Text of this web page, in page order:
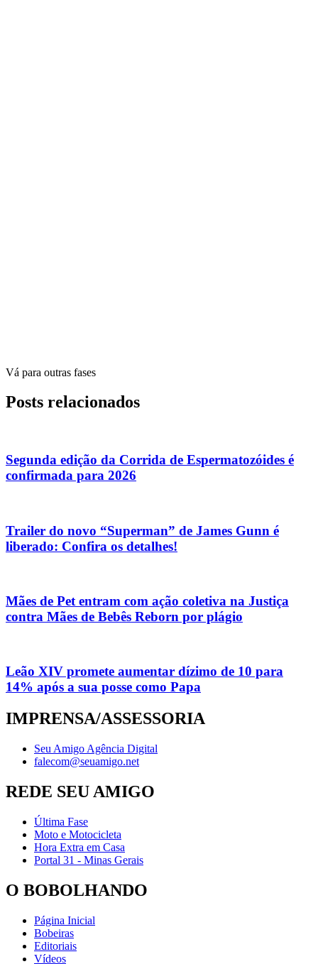
Vá para outras fases
Posts relacionados
Segunda edição da Corrida de Espermatozóides é
confirmada para 2026
Trailer do novo “Superman” de James Gunn é
liberado: Confira os detalhes!
Mães de Pet entram com ação coletiva na Justiça
contra Mães de Bebês Reborn por plágio
Leão XIV promete aumentar dízimo de 10 para
14% após a sua posse como Papa
IMPRENSA/ASSESSORIA
Seu Amigo Agência Digital
falecom@seuamigo.net
REDE SEU AMIGO
Última Fase
Moto e Motocicleta
Hora Extra em Casa
Portal 31 - Minas Gerais
O BOBOLHANDO
Página Inicial
Bobeiras
Editoriais
Vídeos